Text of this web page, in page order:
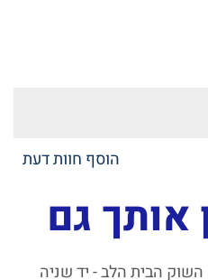
הוסף חוות דעת
אותך גם
השוק הבית הלב - יד שניה